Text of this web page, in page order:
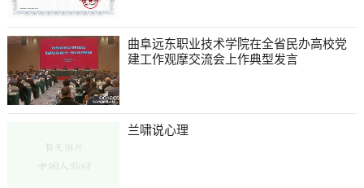
曲阜远东职业技术学院在全省民办高校党
建工作观摩交流会上作典型发言
兰啸说心理